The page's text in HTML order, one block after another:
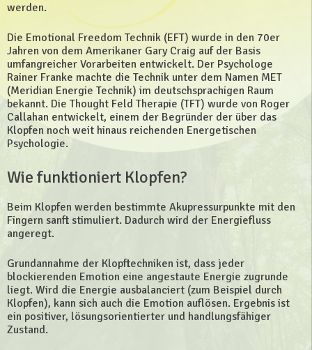
werden.
Die Emotional Freedom Technik (EFT) wurde in den 70er
Jahren von dem Amerikaner Gary Craig auf der Basis
umfangreicher Vorarbeiten entwickelt. Der Psychologe
Rainer Franke machte die Technik unter dem Namen MET
(Meridian Energie Technik) im deutschsprachigen Raum
bekannt. Die Thought Feld Therapie (TFT) wurde von Roger
Callahan entwickelt, einem der Begründer der über das
Klopfen noch weit hinaus reichenden Energetischen
Psychologie.
Wie funktioniert Klopfen?
Beim Klopfen werden bestimmte Akupressurpunkte mit den
Fingern sanft stimuliert. Dadurch wird der Energiefluss
angeregt.
Grundannahme der Klopftechniken ist, dass jeder
blockierenden Emotion eine angestaute Energie zugrunde
liegt. Wird die Energie ausbalanciert (zum Beispiel durch
Klopfen), kann sich auch die Emotion auflösen. Ergebnis ist
ein positiver, lösungsorientierter und handlungsfähiger
Zustand.